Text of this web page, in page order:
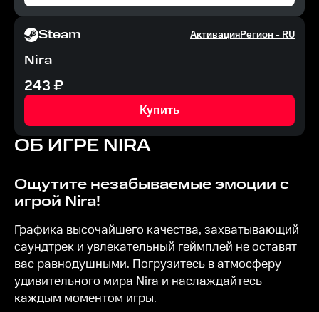
Steam АктивацияРегион -RU
Nira
243₽
Купить
ОБ ИГРЕ NIRA
Ощутите незабываемые эмоции с
игрой Nira!
Графика высочайшего качества, захватывающий
саундтрек и увлекательный геймплей не оставят
вас равнодушными. Погрузитесь в атмосферу
удивительного мира Nira и наслаждайтесь
каждым моментом игры.